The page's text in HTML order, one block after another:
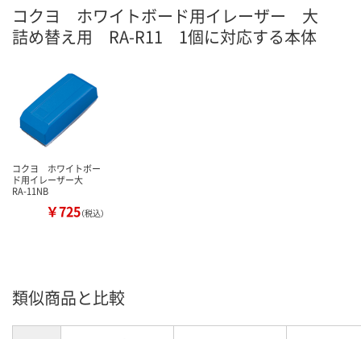
コクヨ ホワイトボード用イレーザー 大
詰め替え用 RA-R11 1個に対応する本体
コクヨ ホワイトボー
ド用イレーザー大
RA-11NB
￥725（税込）
類似商品と比較